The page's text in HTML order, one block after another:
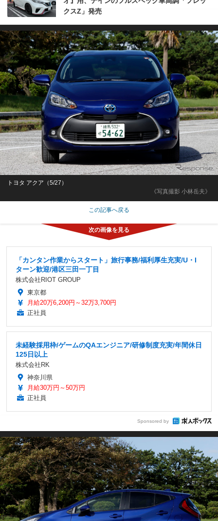
クスZ」発売
《写真撮影 小林岳夫》
トヨタ アクア（5/27）
この記事へ戻る
「カンタン作業からスタート」旅行事務/福利厚生充実/U・I
ターン歓迎/港区三田一丁目
株式会社RIOT GROUP
東京都
月給20万6,200円～32万3,700円
正社員
未経験採用枠/ゲームのQAエンジニア/研修制度充実/年間休日
125日以上
株式会社RK
神奈川県
月給30万円～50万円
正社員
Sponsored by